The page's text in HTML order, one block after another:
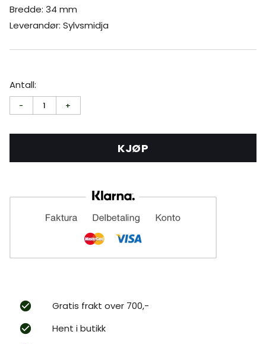
Bredde: 34 mm
Leverandør: Sylvsmidja
Antall:
- 1 +
KJØP
Gratis frakt over 700,-
Hent i butikk